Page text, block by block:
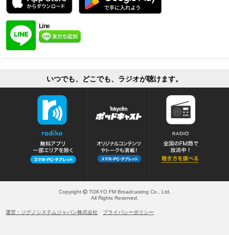
Line
いつでも、どこでも、ラジオが聴けます。
Copyright
TOKYO FM Broadcasting Co., Ltd.
All Rights Reserved.
運営：ジグノシステムジャパン株式会社 プライバシーポリシー